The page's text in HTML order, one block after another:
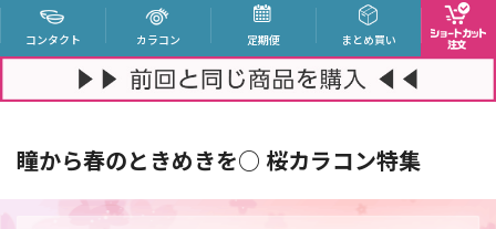
コンタクト カラコン 定期便 まとめ買い
瞳から春のときめきを○ 桜カラコン特集